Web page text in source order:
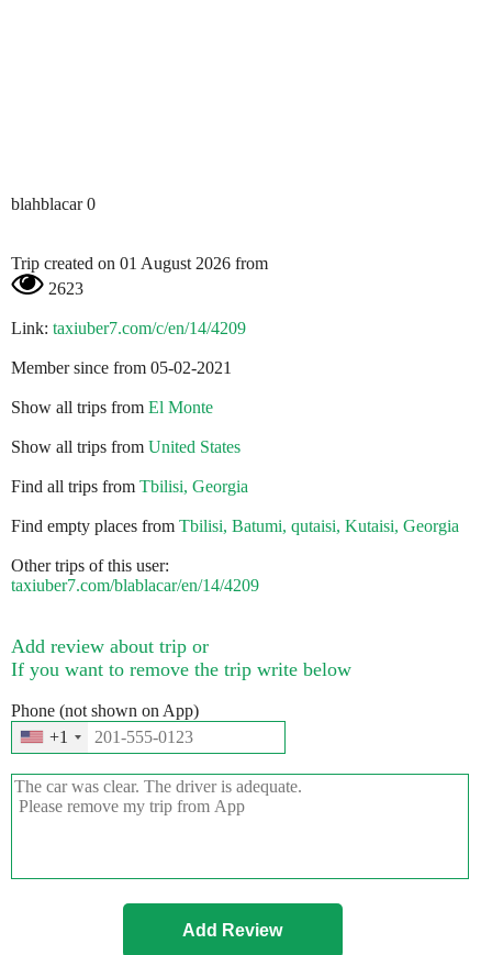
blahblacar 0
Trip created on 01 August 2026 from
2623
Link: taxiuber7.com/c/en/14/4209
Member since from 05-02-2021
Show all trips from El Monte
Show all trips from United States
Find all trips from Tbilisi, Georgia
Find empty places from Tbilisi, Batumi, qutaisi, Kutaisi, Georgia
Other trips of this user:
taxiuber7.com/blablacar/en/14/4209
Add review about trip or
If you want to remove the trip write below
Phone (not shown on App)
+1